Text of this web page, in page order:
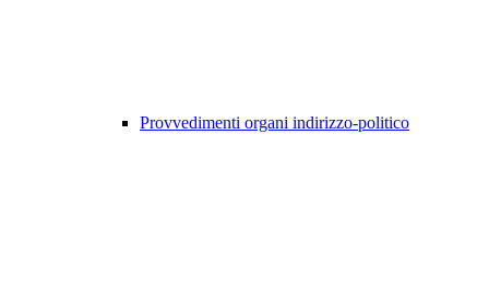
Provvedimenti organi indirizzo-politico